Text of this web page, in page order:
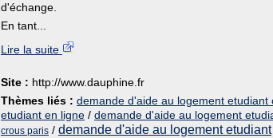
d'échange.
En tant...
Lire la suite
Site : http://www.dauphine.fr
Thèmes liés : demande d'aide au logement etudiant
etudiant en ligne / demande d'aide au logement
crous paris / demande d'aide au logement etudiant